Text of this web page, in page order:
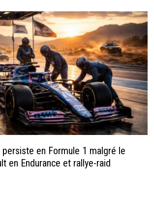
persiste en Formule 1 malgré le
en Endurance et rallye-raid